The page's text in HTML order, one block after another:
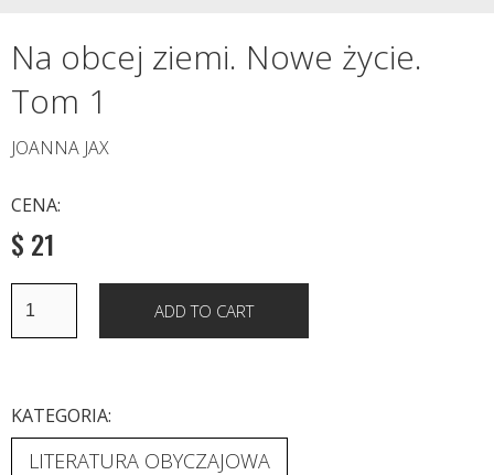
Na obcej ziemi. Nowe życie.
Tom 1
JOANNA JAX
CENA:
$ 21
KATEGORIA:
LITERATURA OBYCZAJOWA